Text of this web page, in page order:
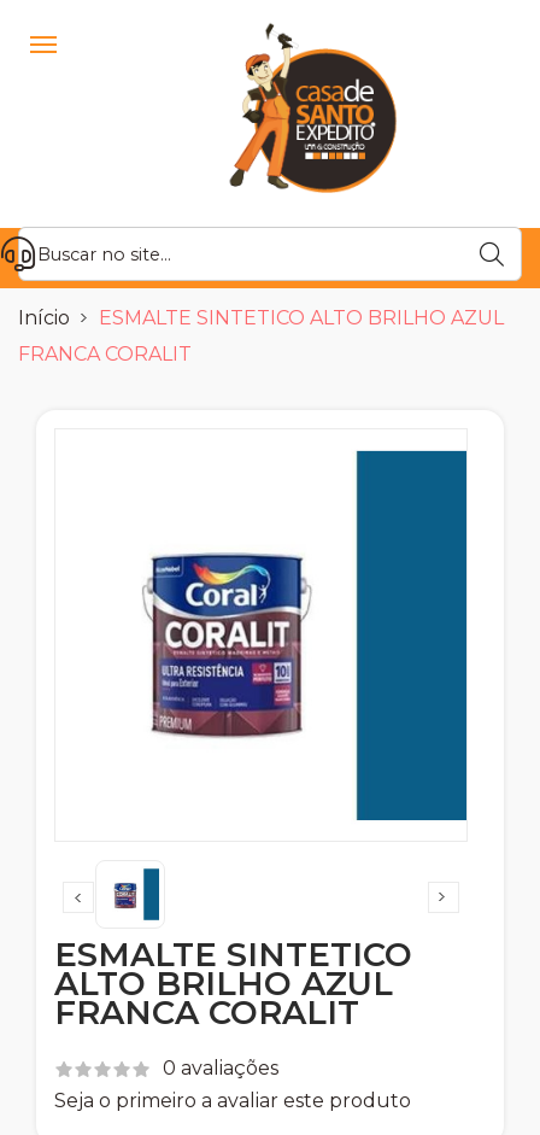
Início
ESMALTE SINTETICO ALTO BRILHO AZUL
FRANCA CORALIT
ESMALTE SINTETICO
ALTO BRILHO AZUL
FRANCA CORALIT
0 avaliações
Seja o primeiro a avaliar este produto